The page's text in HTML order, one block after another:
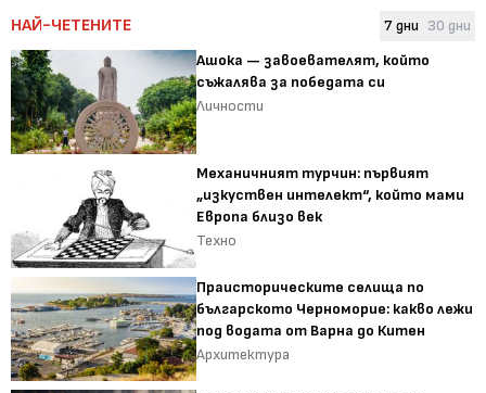
НАЙ-ЧЕТЕНИТЕ 7 дни 30 дни
Ашока — завоевателят, който
съжалява за победата си
Личности
Механичният турчин: първият
„изкуствен интелект“, който мами
Европа близо век
Техно
Праисторическите селища по
българското Черноморие: какво лежи
под водата от Варна до Китен
Архитектура